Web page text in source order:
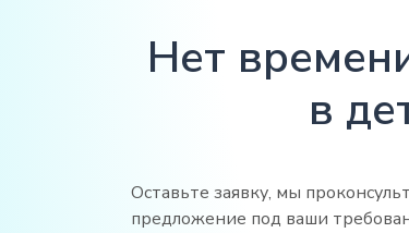
Нет
в
Оставьте заявку, мы
предложение под ваши